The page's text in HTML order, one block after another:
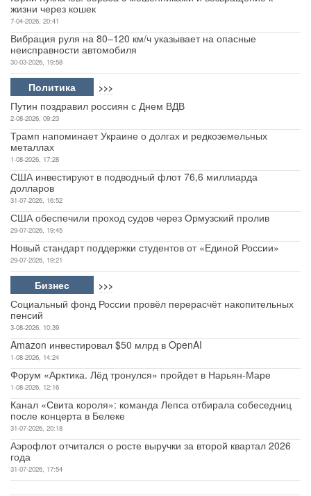
города
28-07-2026, 19:57
В Хайкоу завершено строительство Музея науки Хайнаня —
масштабного образовательного комплекса с «облачной»
архитектурой
2-06-2026, 17:46
Huawei подтвердила использование процессора Kirin 9010S во
всех смартфонах Nova 16
2-06-2026, 12:18
Юрий Куклачев: борьба с мошенниками и возвращение к
жизни через кошек
7-04-2026, 20:41
Вибрация руля на 80–120 км/ч указывает на опасные
неисправности автомобиля
30-03-2026, 19:58
Политика >>>
Путин поздравил россиян с Днем ВДВ
2-08-2026, 09:23
Трамп напоминает Украине о долгах и редкоземельных
металлах
США инвестируют в подводный флот 76,6 миллиарда
долларов
31-07-2026, 16:52
США обеспечили проход судов через Ормузский пролив
29-07-2026, 19:45
Новый стандарт поддержки студентов от «Единой России»
29-07-2026, 19:21
Бизнес
Социальный фонд России провёл перерасчёт накопительных
пенсий
3-08-2026, 10:39
Amazon инвестировал $50 млрд в OpenAI